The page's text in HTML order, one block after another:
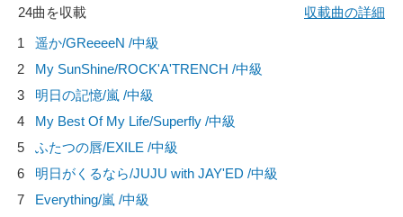
24曲を収載
収載曲の詳細
1
遥か/GReeeeN /中級
2
My SunShine/ROCK'A'TRENCH /中級
3
明日の記憶/嵐 /中級
4
My Best Of My Life/Superfly /中級
5
ふたつの唇/EXILE /中級
6
明日がくるなら/JUJU with JAY'ED /中級
7
Everything/嵐 /中級